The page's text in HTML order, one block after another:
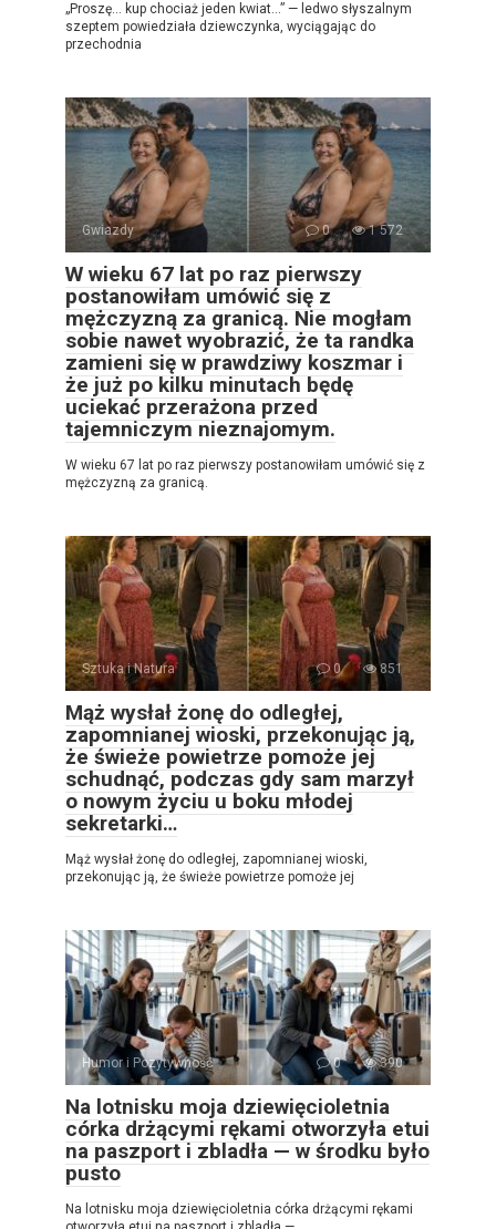
„Proszę… kup chociaż jeden kwiat…” — ledwo słyszalnym
szeptem powiedziała dziewczynka, wyciągając do
przechodnia
Gwiazdy 0 1 572
W wieku 67 lat po raz pierwszy
postanowiłam umówić się z
mężczyzną za granicą. Nie mogłam
sobie nawet wyobrazić, że ta randka
zamieni się w prawdziwy koszmar i
że już po kilku minutach będę
uciekać przerażona przed
tajemniczym nieznajomym.
W wieku 67 lat po raz pierwszy postanowiłam umówić się z
mężczyzną za granicą.
Sztuka i Natura 0 851
Mąż wysłał żonę do odległej,
zapomnianej wioski, przekonując ją,
że świeże powietrze pomoże jej
schudnąć, podczas gdy sam marzył
o nowym życiu u boku młodej
sekretarki…
Mąż wysłał żonę do odległej, zapomnianej wioski,
przekonując ją, że świeże powietrze pomoże jej
Humor i Pozytywność 0 390
Na lotnisku moja dziewięcioletnia
córka drżącymi rękami otworzyła etui
na paszport i zbladła — w środku było
pusto
Na lotnisku moja dziewięcioletnia córka drżącymi rękami